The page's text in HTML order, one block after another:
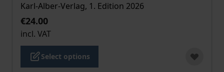
Karl-Alber-Verlag, 1. Edition 2026
€24.00
incl. VAT
Select options